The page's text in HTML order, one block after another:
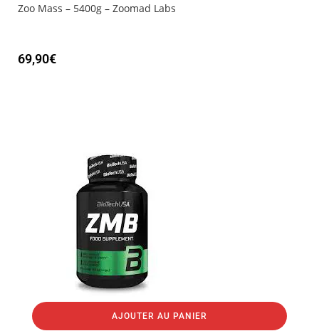
Zoo Mass – 5400g – Zoomad Labs
69,90€
AJOUTER AU PANIER